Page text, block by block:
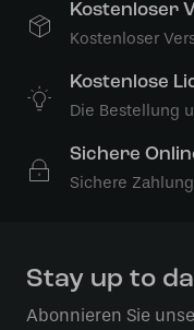
Kostenloser
Kostenloser
Kostenlose
Die Bestellung
Sichere
Sichere
Stay up to
Abonnieren Sie